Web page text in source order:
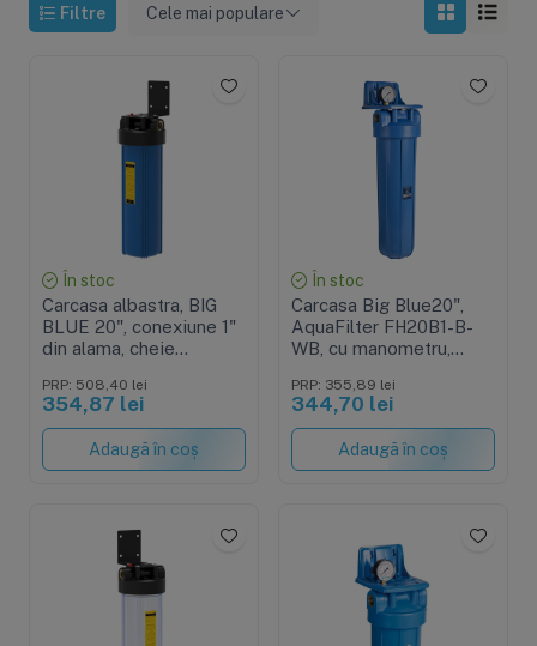
Filtre Cele mai populare
În stoc
Carcasa albastra, BIG
BLUE 20", conexiune 1"
din alama, cheie
presiune si suport
metalic
PRP: 508,40 lei
354,87 lei
Adaugă în coș
În stoc
Carcasa Big Blue20",
AquaFilter FH20B1-B-
WB, cu manometru,
PRP: 355,89 lei
344,70 lei
Adaugă în coș